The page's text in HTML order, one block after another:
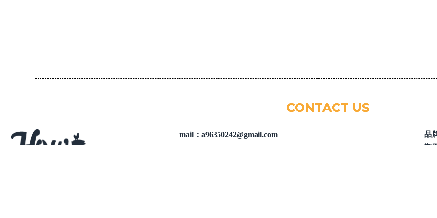
CONTACT US
mail：a96350242@gmail.com
品
期